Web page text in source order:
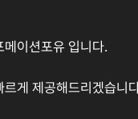
메이션포유 입니다.
게 제공해드리겠습니